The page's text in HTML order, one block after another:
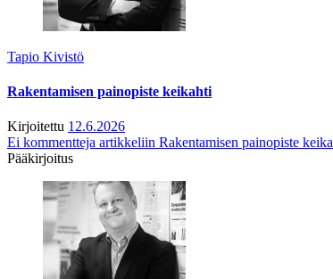
Tapio Kivistö
Rakentamisen painopiste keikahti
Kirjoitettu 12.6.2026
Ei kommentteja artikkeliin Rakentamisen painopiste
Pääkirjoitus